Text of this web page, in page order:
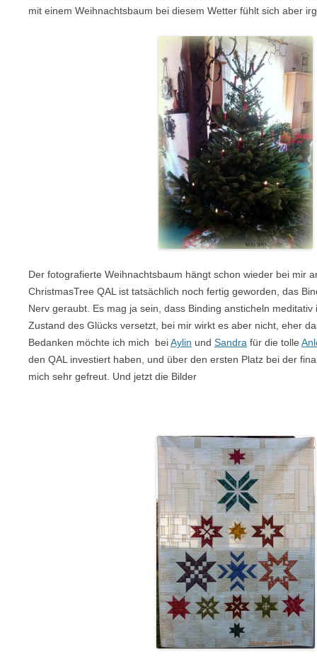
mit einem Weihnachtsbaum bei diesem Wetter fühlt sich aber
Der fotografierte Weihnachtsbaum hängt schon wieder bei mir
ChristmasTree QAL ist tatsächlich noch fertig geworden, das
Nerv geraubt. Es mag ja sein, dass Binding ansticheln
Zustand des Glücks versetzt, bei mir wirkt es aber nicht, eher
Bedanken möchte ich mich beiAylin und Sandra für die tolle
den QAL investiert haben, und über den ersten Platz bei der
mich sehr gefreut. Und jetzt die Bilder